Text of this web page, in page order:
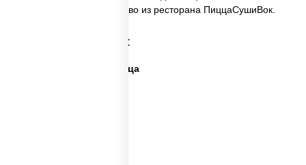
✅ Пицца Дьябло в Щелково из ресторана ПиццаСушиВок.
Категории товара:
Дешевая и вкусная пицца